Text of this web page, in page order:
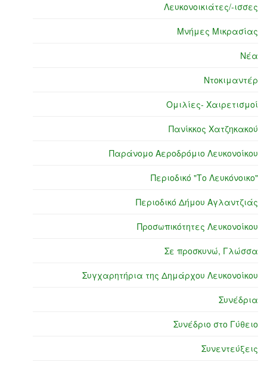
Λευκονοικιάτες/-ισσες
Μνήμες Μικρασίας
Νέα
Ντοκιμαντέρ
Ομιλίες- Χαιρετισμοί
Πανίκκος Χατζηκακού
Παράνομο Αεροδρόμιο Λευκονοίκου
Περιοδικό "Το Λευκόνοικο"
Περιοδικό Δήμου Αγλαντζιάς
Προσωπικότητες Λευκονοίκου
Σε προσκυνώ, Γλώσσα
Συγχαρητήρια της Δημάρχου Λευκονοίκου
Συνέδρια
Συνέδριο στο Γύθειο
Συνεντεύξεις